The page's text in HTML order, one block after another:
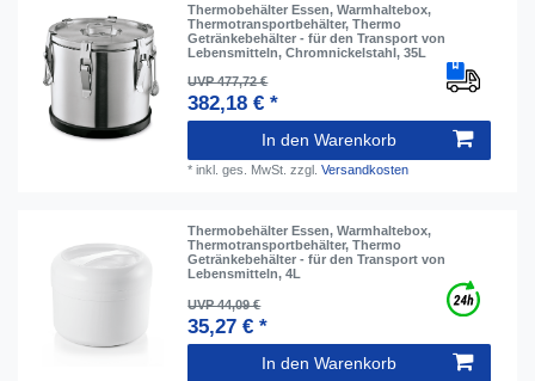
Thermobehälter Essen, Warmhaltebox,
Thermotransportbehälter, Thermo
Getränkebehälter - für den Transport von
Lebensmitteln, Chromnickelstahl, 35L
UVP 477,72 €
382,18 € *
In den Warenkorb
*inkl. ges. MwSt. zzgl.Versandkosten
Thermobehälter Essen, Warmhaltebox,
Thermotransportbehälter, Thermo
Getränkebehälter - für den Transport von
Lebensmitteln, 4L
UVP 44,09 €
35,27 € *
In den Warenkorb